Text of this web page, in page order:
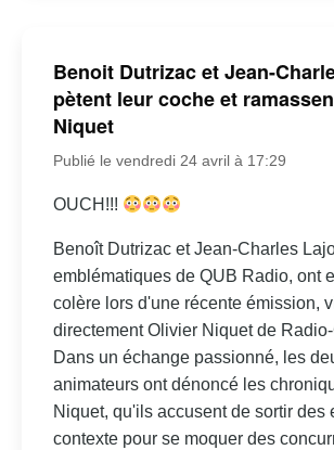
Benoit Dutrizac et Jean-
pètent leur coche et
Niquet
Publié le vendredi 24 avril à 17:29
OUCH!!!
Benoît Dutrizac et Jean-Charles
emblématiques de QUB Radio, ont
colère lors d'une récente émission,
directement Olivier Niquet de
Dans un échange passionné, les
animateurs ont dénoncé les
Niquet, qu'ils accusent de sortir des
contexte pour se moquer des